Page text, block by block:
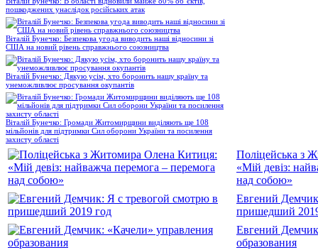
пошкоджених унаслідок російських атак
Віталій Бунечко: Безпекова угода виводить наші відносини зі
США на новий рівень справжнього союзництва
Віталій Бунечко: Дякую усім, хто боронить нашу країну та
унеможливлює просування окупантів
Віталій Бунечко: Громади Житомирщини виділяють ще 108
мільйонів для підтримки Сил оборони України та посилення
захисту області
Поліцейська з
«Мій девіз:
над собою»
Евгений
пришедший
Евгений
образования